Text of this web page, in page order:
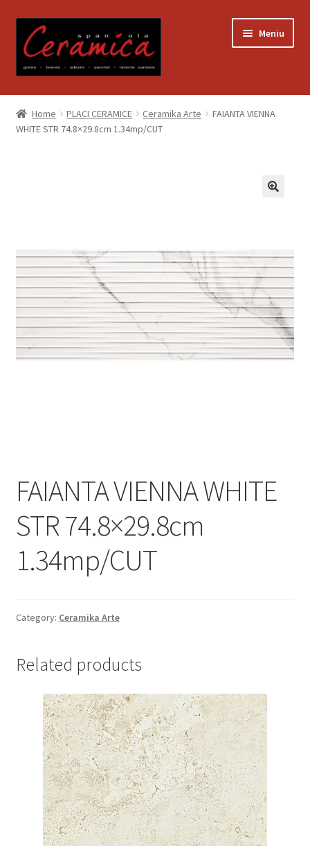
la
navigare
la
conținut
Meniu
Prima pagină
Blog
Despre noi
Informatii
Plata si Livrare
Magazin
Plată
Home PLACI CERAMICE Ceramika Arte
FAIANTA VIENNA
WHITE STR 74.8×29.8cm 1.34mp/CUT
FAIANTA VIENNA WHITE
STR 74.8×29.8cm
1.34mp/CUT
Category: Ceramika Arte
Related products